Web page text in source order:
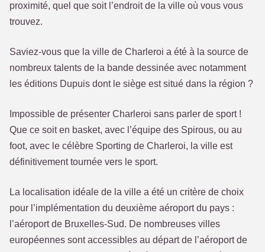
proximité, quel que soit l’endroit de la ville où vous vous
trouvez.
Saviez-vous que la ville de Charleroi a été à la source de
nombreux talents de la bande dessinée avec notamment
les éditions Dupuis dont le siège est situé dans la région ?
Impossible de présenter Charleroi sans parler de sport !
Que ce soit en basket, avec l’équipe des Spirous, ou au
foot, avec le célèbre Sporting de Charleroi, la ville est
définitivement tournée vers le sport.
La localisation idéale de la ville a été un critère de choix
pour l’implémentation du deuxième aéroport du pays :
l’aéroport de Bruxelles-Sud. De nombreuses villes
européennes sont accessibles au départ de l’aéroport de